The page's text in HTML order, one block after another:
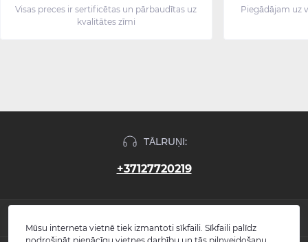
Visas preces ir sertificētas un pārbaudītas uz
kvalitātes zīmi
Piegādājam uz
TĀLRUŅI:
+37127720219
Mūsu interneta vietnē tiek izmantoti sīkfaili. Sīkfaili palīdz